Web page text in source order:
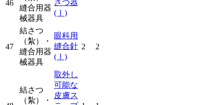
46
縫合用器
械器具
さつ器
(Ⅰ)
47
結さつ
（紮）・
縫合用器
械器具
眼科用
縫合針
(Ⅰ)
2 2
結さつ
（紮）・
取外し
可能な
皮膚ス